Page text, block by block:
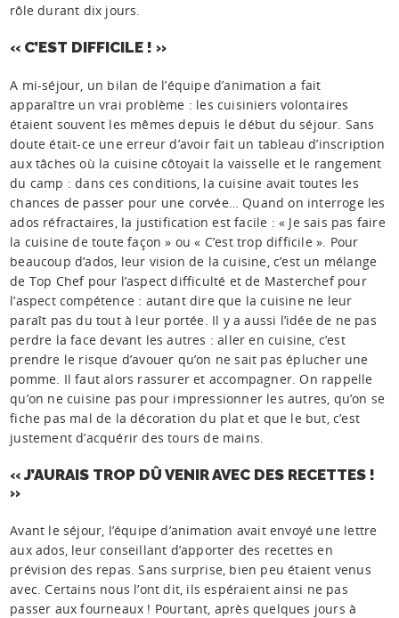
rôle durant dix jours.
« C’EST DIFFICILE ! »
A mi-séjour, un bilan de l’équipe d’animation a fait
apparaître un vrai problème : les cuisiniers volontaires
étaient souvent les mêmes depuis le début du séjour. Sans
doute était-ce une erreur d’avoir fait un tableau d’inscription
aux tâches où la cuisine côtoyait la vaisselle et le rangement
du camp : dans ces conditions, la cuisine avait toutes les
chances de passer pour une corvée… Quand on interroge les
ados réfractaires, la justification est facile : « Je sais pas faire
la cuisine de toute façon » ou « C’est trop difficile ». Pour
beaucoup d’ados, leur vision de la cuisine, c’est un mélange
de Top Chef pour l’aspect difficulté et de Masterchef pour
l’aspect compétence : autant dire que la cuisine ne leur
paraît pas du tout à leur portée. Il y a aussi l’idée de ne pas
perdre la face devant les autres : aller en cuisine, c’est
prendre le risque d’avouer qu’on ne sait pas éplucher une
pomme. Il faut alors rassurer et accompagner. On rappelle
qu’on ne cuisine pas pour impressionner les autres, qu’on se
fiche pas mal de la décoration du plat et que le but, c’est
justement d’acquérir des tours de mains.
« J’AURAIS TROP DÛ VENIR AVEC DES RECETTES !
»
Avant le séjour, l’équipe d’animation avait envoyé une lettre
aux ados, leur conseillant d’apporter des recettes en
prévision des repas. Sans surprise, bien peu étaient venus
avec. Certains nous l’ont dit, ils espéraient ainsi ne pas
passer aux fourneaux ! Pourtant, après quelques jours à